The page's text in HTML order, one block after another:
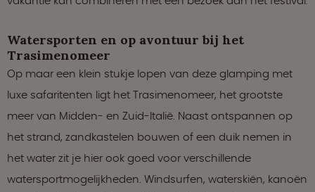
Watersporten en op avontuur bij het
Trasimenomeer
Op maar een klein stukje lopen van deze glamping met
luxe safaritenten ligt het Trasimenomeer, het grootste
meer van Midden- en Zuid-Italië. Naast ontspannen op
het strand, zandkastelen bouwen of een duik nemen in
het water zit je hier ook goed voor verschillende
watersportmogelijkheden. Windsurfen, waterskiën, kanoën